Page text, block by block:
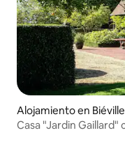
Alojamiento en
Casa "Jardin Gaillard"